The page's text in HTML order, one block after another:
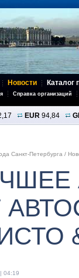
Новости Каталог
Справка организаций
EUR 94,84
Санкт-Петербурга /
04:19